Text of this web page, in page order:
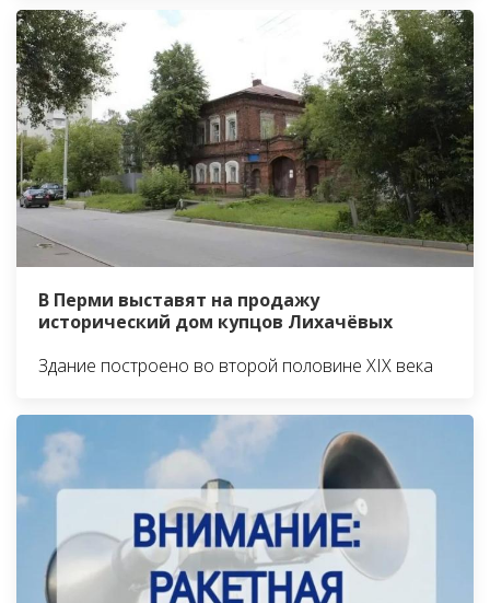
В Перми выставят на продажу
исторический дом купцов Лихачёвых
Здание построено во второй половине XIX века